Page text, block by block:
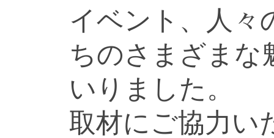
イベント、人々
ちのさまざまな
いりました。
取材にご協力い